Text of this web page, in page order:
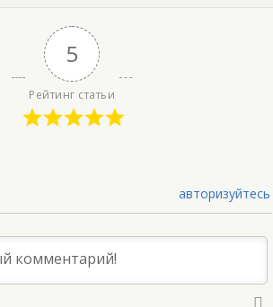
5
Рейтинг статьи
авторизуйтесь